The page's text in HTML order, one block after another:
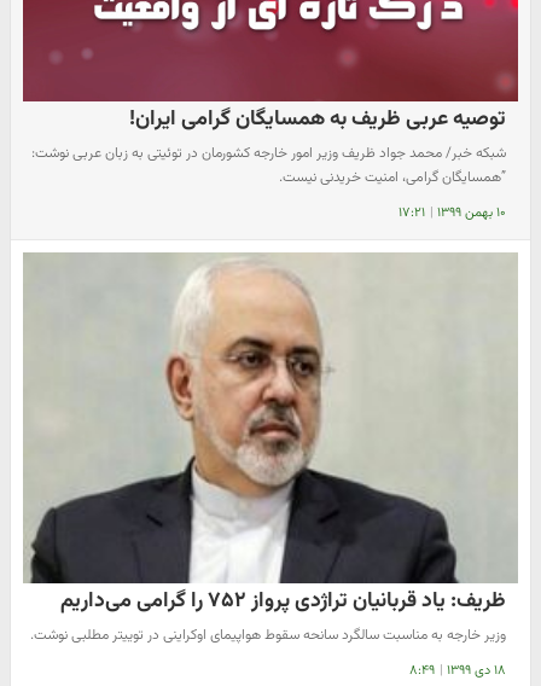
توصیه عربی ظریف به همسایگان گرامی ایران!
شبکه خبر/ محمد جواد ظریف وزیر امور خارجه کشورمان در توئیتی به زبان عربی نوشت:
”همسایگان گرامی، امنیت خریدنی نیست.
۱۰ بهمن ۱۳۹۹ | ۱۷:۲۱
ظریف: یاد قربانیان تراژدی پرواز ۷۵۲ را گرامی می‌داریم
وزیر خارجه به مناسبت سالگرد سانحه سقوط هواپیمای اوکراینی در توییتر مطلبی نوشت.
۱۸ دی ۱۳۹۹ | ۸:۴۹